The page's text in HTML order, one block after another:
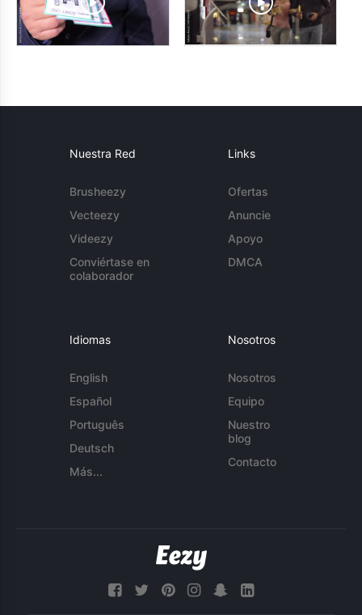
Nuestra Red
Brusheezy
Vecteezy
Videezy
Conviértase en
colaborador
Links
Ofertas
Anuncie
Apoyo
DMCA
Idiomas
English
Español
Português
Deutsch
Más...
Nosotros
Nosotros
Equipo
Nuestro
blog
Contacto